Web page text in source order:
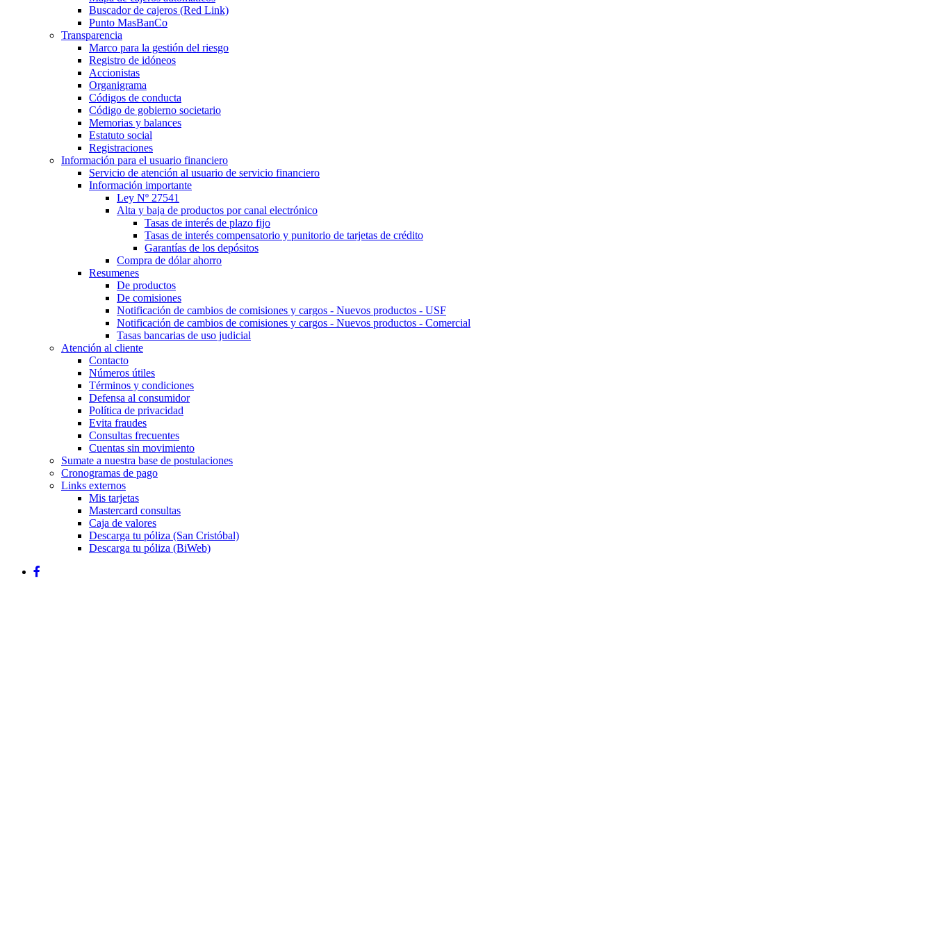
Buscador de cajeros (Red Link)
Punto MasBanCo
Transparencia
Marco para la gestión del riesgo
Registro de idóneos
Accionistas
Organigrama
Códigos de conducta
Código de gobierno societario
Memorias y balances
Estatuto social
Registraciones
Información para el usuario financiero
Servicio de atención al usuario de servicio financiero
Información importante
Ley Nº 27541
Alta y baja de productos por canal electrónico
Tasas de interés de plazo fijo
Tasas de interés compensatorio y punitorio de tarjetas de crédito
Garantías de los depósitos
Compra de dólar ahorro
Resumenes
De productos
De comisiones
Notificación de cambios de comisiones y cargos - Nuevos productos - USF
Notificación de cambios de comisiones y cargos - Nuevos productos - Comercial
Tasas bancarias de uso judicial
Atención al cliente
Contacto
Números útiles
Términos y condiciones
Defensa al consumidor
Política de privacidad
Evita fraudes
Consultas frecuentes
Cuentas sin movimiento
Sumate a nuestra base de postulaciones
Cronogramas de pago
Links externos
Mis tarjetas
Mastercard consultas
Caja de valores
Descarga tu póliza (San Cristóbal)
Descarga tu póliza (BiWeb)